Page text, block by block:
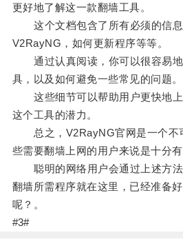
更好地了解这一款翻墙工具。
这个文档包含了所有必须的信息
V2RayNG，如何更新程序等等。
通过认真阅读，你可以很容易地
具，以及如何避免一些常见的问题。
这些细节可以帮助用户更快地上
这个工具的潜力。
总之，V2RayNG官网是一个不
些需要翻墙上网的用户来说是十分有
聪明的网络用户会通过上述方法
翻墙所需程序就在这里，已经准备
呢？。
#3#